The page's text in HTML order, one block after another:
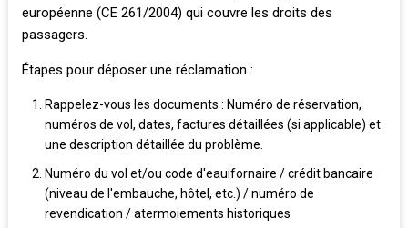
européenne (CE 261/2004) qui couvre les droits des
passagers.
Étapes pour déposer une réclamation :
Rappelez-vous les documents : Numéro de réservation,
numéros de vol, dates, factures détaillées (si applicable) et
une description détaillée du problème.
Numéro du vol et/ou code d'eauifornaire / crédit bancaire
(niveau de l'embauche, hôtel, etc.) / numéro de
revendication / atermoiements historiques